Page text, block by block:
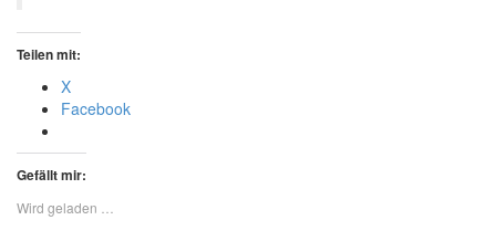
Teilen mit:
X
Facebook
Gefällt mir:
Wird geladen …